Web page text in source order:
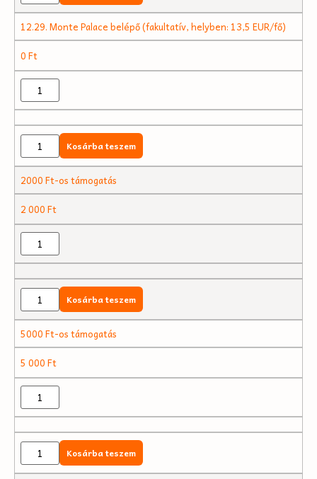
12.29. Monte Palace belépő (fakultatív, helyben: 13,5 EUR/fő)
0Ft
Kosárba teszem
2000 Ft-os támogatás
2 000Ft
Kosárba teszem
5000 Ft-os támogatás
5 000Ft
Kosárba teszem